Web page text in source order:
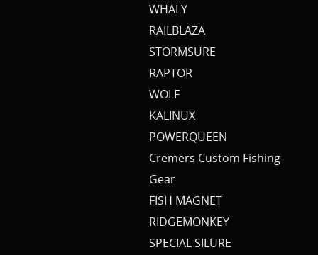
WHALY
RAILBLAZA
STORMSURE
RAPTOR
WOLF
KALINUX
POWERQUEEN
Cremers Custom Fishing
Gear
FISH MAGNET
RIDGEMONKEY
SPECIAL SILURE